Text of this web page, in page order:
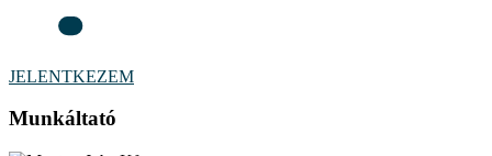
JELENTKEZEM
Munkáltató